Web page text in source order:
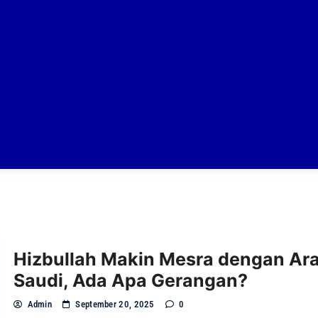
Hizbullah Makin Mesra dengan
Saudi, Ada Apa Gerangan?
Admin September 20, 2025 0